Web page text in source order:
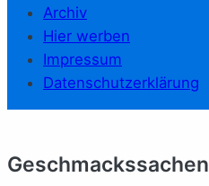
Archiv
Hier werben
Impressum
Datenschutzerklärung
Geschmackssachen